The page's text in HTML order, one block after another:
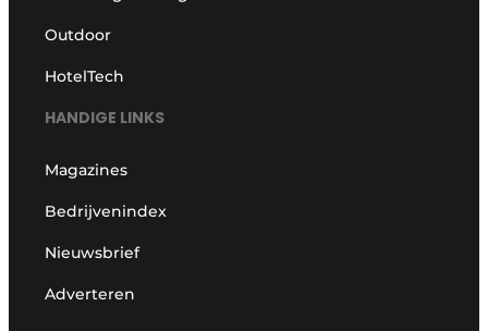
Outdoor
HotelTech
HANDIGE LINKS
Magazines
Bedrijvenindex
Nieuwsbrief
Adverteren